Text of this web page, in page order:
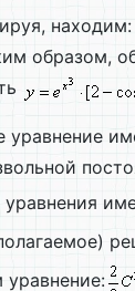
находим:
образом,
уравнение
уравнение: